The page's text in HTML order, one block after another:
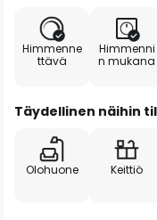
Himmenne
ttävä
Himmenni
n mukana
Täydellinen näihin
Olohuone Keittiö